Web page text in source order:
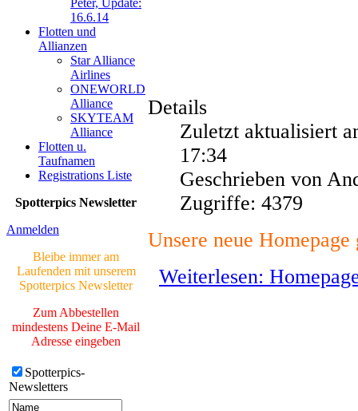
UNSERE
GALERIE
Neue Bilder Online!
>Bilder von Franz<
Neue Bilder Online!
>Bilder von Elfriede<
> Letzte Änderung
06.03.17 <
GALERIE
Neue Bilder Online!
>Bilder von Franz<
Neue Bilder Online!
>Bilder von Elfriede<
> Letzte Änderung
UNSERE
GALERIE
Peter, Update:
16.6.14
Flotten und
Allianzen
Star Alliance
Airlines
ONEWORLD
Alliance
SKYTEAM
Alliance
Flotten u.
Taufnamen
Registrations Liste
Spotterpics Newsletter
Anmelden
Bleibe immer am
Laufenden mit unserem
Spotterpics Newsletter
Zum Abbestellen
mindestens Deine E-Mail
Adresse eingeben
Spotterpics-
Newsletters
Details
Zuletzt aktualisiert
17:34
Geschrieben von
Zugriffe: 4379
Unsere neue
Weiterlesen: